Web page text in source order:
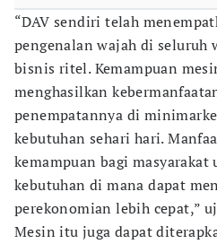
“DAV sendiri telah
pengenalan wajah di
bisnis ritel. Kemampuan
menghasilkan
penempatannya di
kebutuhan sehari hari.
kemampuan bagi
kebutuhan di mana dapat
perekonomian lebih cepat,”
Mesin itu juga dapat